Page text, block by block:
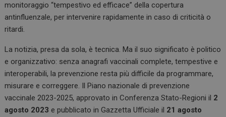
monitoraggio “tempestivo ed efficace” della copertura
antinfluenzale, per intervenire rapidamente in caso di criticità o
ritardi.
La notizia, presa da sola, è tecnica. Ma il suo significato è politico
e organizzativo: senza anagrafi vaccinali complete, tempestive e
interoperabili, la prevenzione resta più difficile da programmare,
misurare e correggere. Il Piano nazionale di prevenzione
vaccinale 2023-2025, approvato in Conferenza Stato-Regioni il 2
agosto 2023 e pubblicato in Gazzetta Ufficiale il 21 agosto